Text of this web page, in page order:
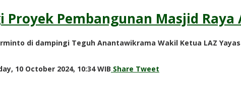
Pembangunan Masjid Raya
di dampingi Teguh Anantawikrama Wakil Ketua LAZ
10 October 2024, 10:34 WIB by
Share Tweet